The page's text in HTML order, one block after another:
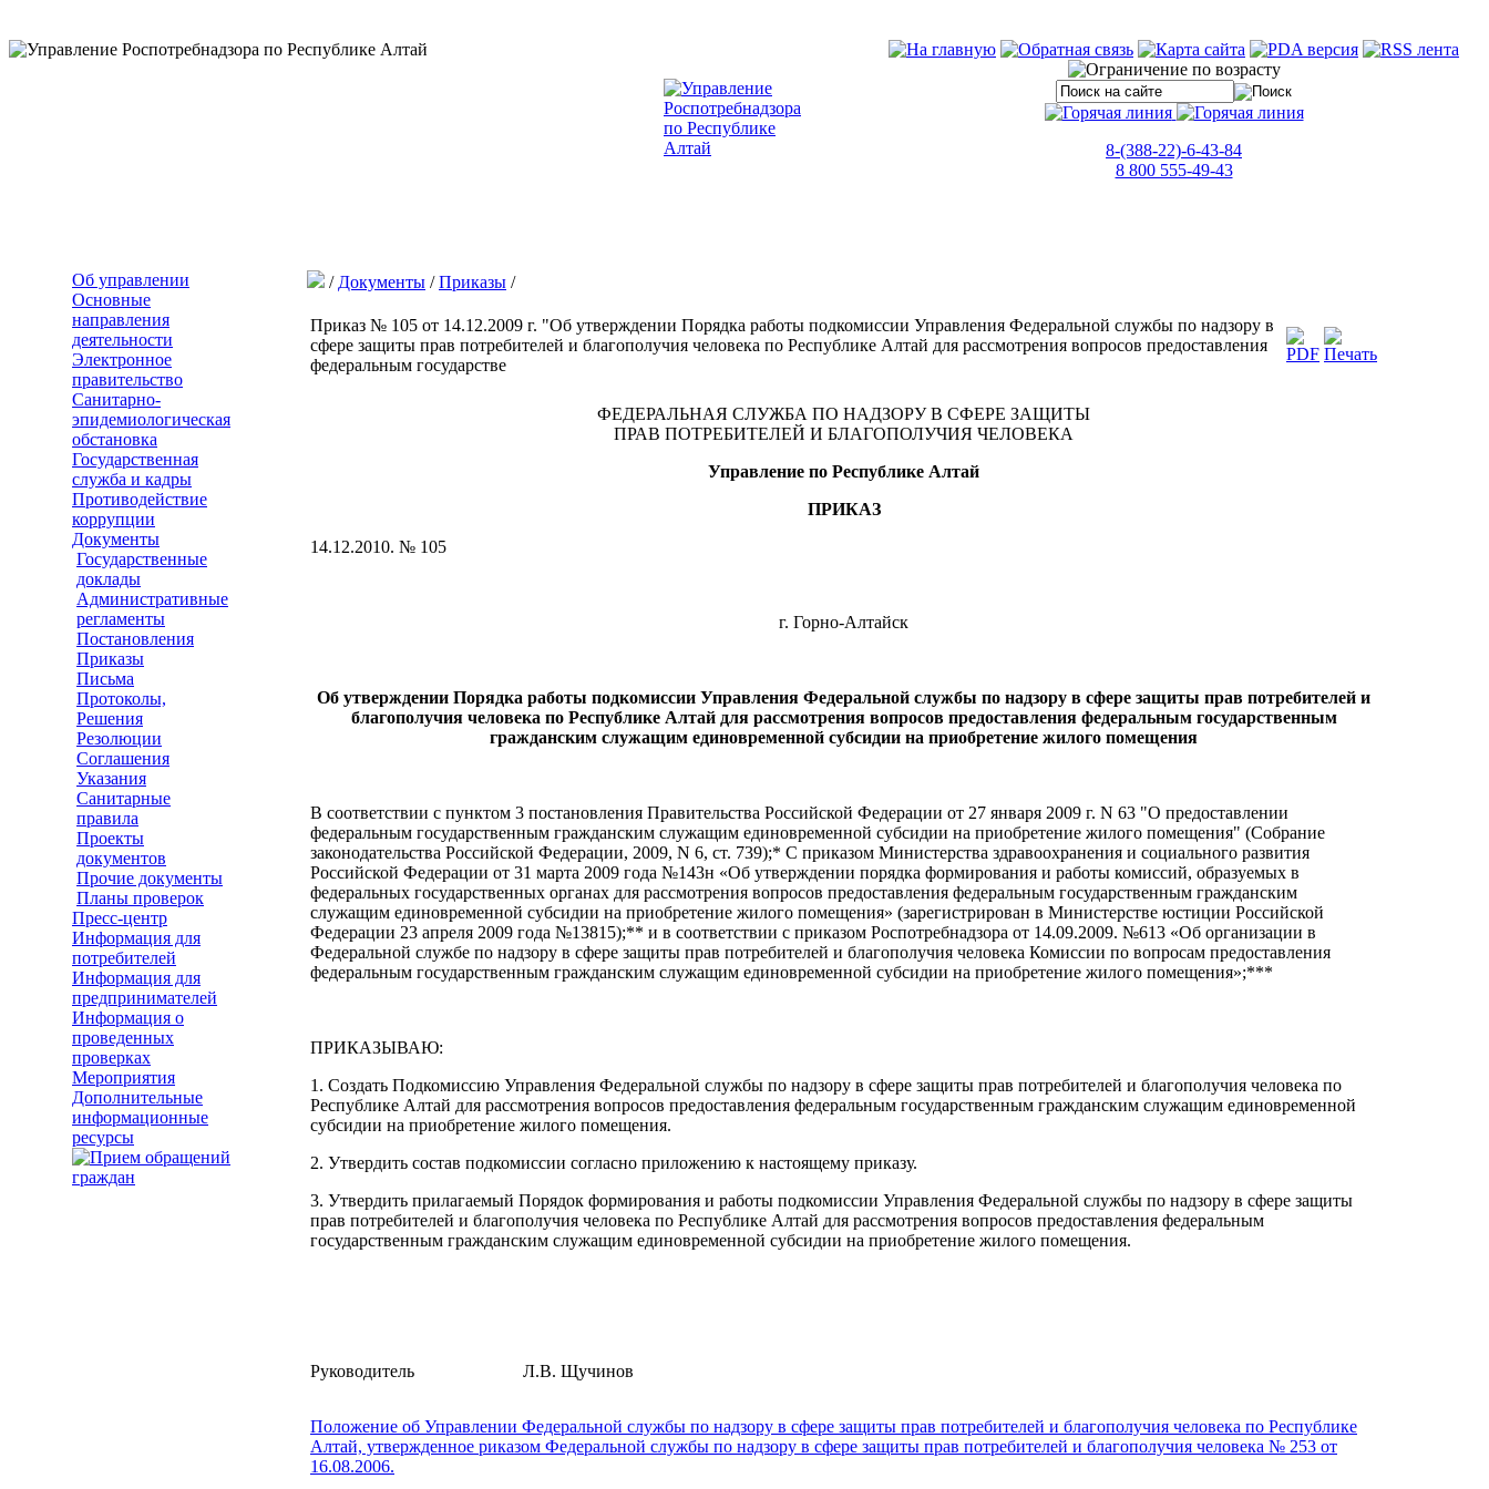
8-(388-22)-6-43-84
8 800 555-49-43
Об управлении
Основные
направления
деятельности
Электронное
правительство
Санитарно-
эпидемиологическая
обстановка
Государственная
служба и кадры
Противодействие
коррупции
Документы
Государственные
доклады
Административные
регламенты
Постановления
Приказы
Письма
Протоколы,
Решения
Резолюции
Соглашения
Указания
Санитарные
правила
Проекты
документов
Прочие документы
Планы проверок
Пресс-центр
Информация для
потребителей
Информация для
предпринимателей
Информация о
проведенных
проверках
Мероприятия
Дополнительные
информационные
ресурсы
/ Документы /Приказы /
Приказ № 105 от 14.12.2009 г. "Об утверждении Порядка работы подкомиссии Управления Федеральной службы по надзору в
сфере защиты прав потребителей и благополучия человека по Республике Алтай для рассмотрения вопросов предоставления
федеральным государстве
ФЕДЕРАЛЬНАЯ СЛУЖБА ПО НАДЗОРУ В СФЕРЕ ЗАЩИТЫ
ПРАВ ПОТРЕБИТЕЛЕЙ И БЛАГОПОЛУЧИЯ ЧЕЛОВЕКА
Управление по Республике Алтай
ПРИКАЗ
14.12.2010. № 105
г. Горно-Алтайск
Об утверждении Порядка работы подкомиссии Управления Федеральной службы по надзору в сфере защиты прав потребителей и
благополучия человека по Республике Алтай для рассмотрения вопросов предоставления федеральным государственным
гражданским служащим единовременной субсидии на приобретение жилого помещения
В соответствии с пунктом 3 постановления Правительства Российской Федерации от 27 января 2009 г. N 63 "О предоставлении
федеральным государственным гражданским служащим единовременной субсидии на приобретение жилого помещения" (Собрание
законодательства Российской Федерации, 2009, N 6, ст. 739);* С приказом Министерства здравоохранения и социального развития
Российской Федерации от 31 марта 2009 года №143н «Об утверждении порядка формирования и работы комиссий, образуемых в
федеральных государственных органах для рассмотрения вопросов предоставления федеральным государственным гражданским
служащим единовременной субсидии на приобретение жилого помещения» (зарегистрирован в Министерстве юстиции Российской
Федерации 23 апреля 2009 года №13815);** и в соответствии с приказом Роспотребнадзора от 14.09.2009. №613 «Об организации в
Федеральной службе по надзору в сфере защиты прав потребителей и благополучия человека Комиссии по вопросам предоставления
федеральным государственным гражданским служащим единовременной субсидии на приобретение жилого помещения»;***
ПРИКАЗЫВАЮ:
1. Создать Подкомиссию Управления Федеральной службы по надзору в сфере защиты прав потребителей и благополучия человека по
Республике Алтай для рассмотрения вопросов предоставления федеральным государственным гражданским служащим единовременной
субсидии на приобретение жилого помещения.
2. Утвердить состав подкомиссии согласно приложению к настоящему приказу.
3. Утвердить прилагаемый Порядок формирования и работы подкомиссии Управления Федеральной службы по надзору в сфере защиты
прав потребителей и благополучия человека по Республике Алтай для рассмотрения вопросов предоставления федеральным
государственным гражданским служащим единовременной субсидии на приобретение жилого помещения.
Руководитель Л.В. Щучинов
Положение об Управлении Федеральной службы по надзору в сфере защиты прав потребителей и благополучия человека по Республике
Алтай, утвержденное риказом Федеральной службы по надзору в сфере защиты прав потребителей и благополучия человека № 253 от
16.08.2006.